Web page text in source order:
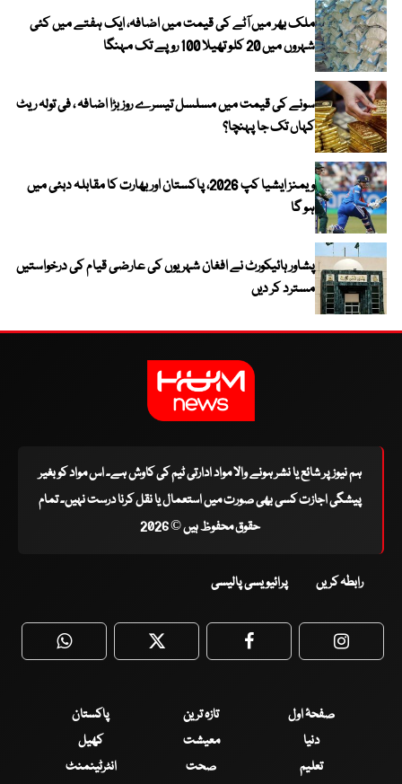
ملک بھر میں آٹے کی قیمت میں اضافہ، ایک ہفتے میں کئی
شہروں میں 20 کلو تھیلا 100 روپے تک مہنگا
سونے کی قیمت میں مسلسل تیسرے روز بڑا اضافہ ، فی تولہ ریٹ
کہاں تک جا پہنچا؟
ویمنز ایشیا کپ 2026، پاکستان اور بھارت کا مقابلہ دبئی میں
ہو گا
پشاور ہائیکورٹ نے افغان شہریوں کی عارضی قیام کی درخواستیں
مسترد کر دیں
ہم نیوز پر شائع یا نشر ہونے والا مواد ادارتی ٹیم کی کاوش ہے۔ اس مواد کو بغیر
پیشگی اجازت کسی بھی صورت میں استعمال یا نقل کرنا درست نہیں۔ تمام
حقوق محفوظ ہیں © 2026
رابطہ کریں پرائیویسی پالیسی
WhatsApp Twitter Facebook
صفحۂ اول تازہ ترین
پاکستان
دنیا
معیشت
کھیل
تعلیم
صحت
انٹرٹینمنٹ